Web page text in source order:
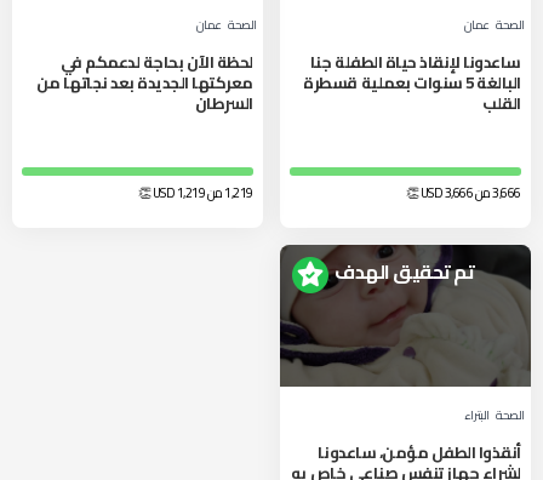
الصحة عمان
ساعدونا لإنقاذ حياة الطفلة جنا
البالغة 5 سنوات بعملية قسطرة
القلب
3,666 من 3,666 USD
👏
الصحة عمان
لحظة الآن بحاجة لدعمكم في
معركتها الجديدة بعد نجاتها من
السرطان
1,219 من 1,219 USD
👏
تم تحقيق الهدف
الصحة البتراء
أنقذوا الطفل مؤمن، ساعدونا
لشراء جهاز تنفس صناعي خاص به